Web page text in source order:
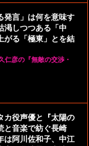
発言」は何を意味す
渇しつつある「中
がる「極東」とを結
彦の『無敵の交渉・
カ役声優と『太陽の
と音楽で紡ぐ長崎
は阿川佐和子、中江